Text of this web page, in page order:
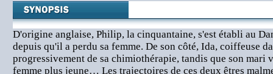
D'origine anglaise, Philip, la cinquantaine, s'est établi au
depuis qu'il a perdu sa femme. De son côté, Ida, coiffeuse
progressivement de sa chimiothérapie, tandis que son mari
femme plus jeune… Les trajectoires de ces deux êtres